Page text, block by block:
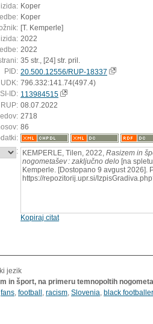
Koper
Koper
[T. Kemperle]
2022
2022
35 str., [24] str. pril.
PID: 20.500.12556/RUP-18337
UDK: 796.332:141.74(497.4)
ID: 113984515
08.07.2022
2718
86
: KEMPERLE, Tilen, 2022, Rasizem in
nogometašev : zaključno delo [na
Kemperle. [Dostopano 9 avgust 2026].
https://repozitorij.upr.si/
Kopiraj citat
jezik
in šport, na primeru temnopoltih
fans, football , racism, Slovenia, black